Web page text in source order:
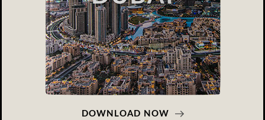
DOWNLOAD NOW